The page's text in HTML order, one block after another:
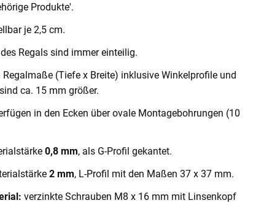
Produkte'.
je 2,5 cm.
Regals sind immer einteilig.
Regalmaße (Tiefe x Breite) inklusive Winkelprofile und
ca. 15 mm größer.
in den Ecken über ovale Montagebohrungen (10
0,8 mm, als G-Profil gekantet.
2 mm, L-Profil mit den Maßen 37 x 37 mm.
verzinkte Schrauben M8 x 16 mm mit Linsenkopf